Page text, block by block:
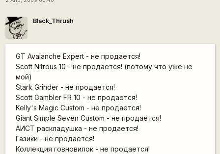
Black_Thrush
GT Avalanche Expert - не продается!
Scott Nitrous 10 - не продается! (потому что уже не
мой)
Stark Grinder - не продается!
Scott Gambler FR 10 - не продается!
Kelly's Magic Custom - не продается!
Giant Simple Seven Custom - не продается!
АИСТ раскладушка - не продается!
Газики - не продается!
Коллекция говновилок - не продается!